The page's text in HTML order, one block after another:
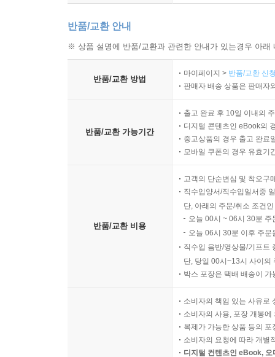
반품/교환 안내
※ 상품 설명에 반품/교환과 관련한 안내가 있는경우 아
반품/교환 방법
마이페이지 > 반품/교환 신
판매자 배송 상품은 판매자
반품/교환 가능기간
출고 완료 후 10일 이내의
디지털 콘텐츠인 eBook의
중고상품의 경우 출고 완료
모바일 쿠폰의 경우 유효기
반품/교환 비용
고객의 단순변심 및 착오구
직수입양서/직수입일서중
단, 아래의 주문/취소 조건
오늘 00시 ~ 06시 30분
오늘 06시 30분 이후 주
직수입 음반/영상물/기프트
단, 당일 00시~13시 사이의
박스 포장은 택배 배송이
소비자의 책임 있는 사유로
소비자의 사용, 포장 개봉
복제가 가능한 상품 등의
소비자의 요청에 따라 개별
디지털 컨텐츠인 eBook,